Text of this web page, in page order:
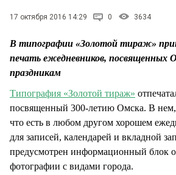
17 октября 2016 14:29 0 3634
В типографии «Золотой тираж»
печать ежедневников, посвященных
праздникам
Типография «Золотой тираж»
посвященный 300-летию Омска. В нем,
что есть в любом другом хорошем
для записей, календарей и вкладной
предусмотрен информационный блок
фотографии с видами города.